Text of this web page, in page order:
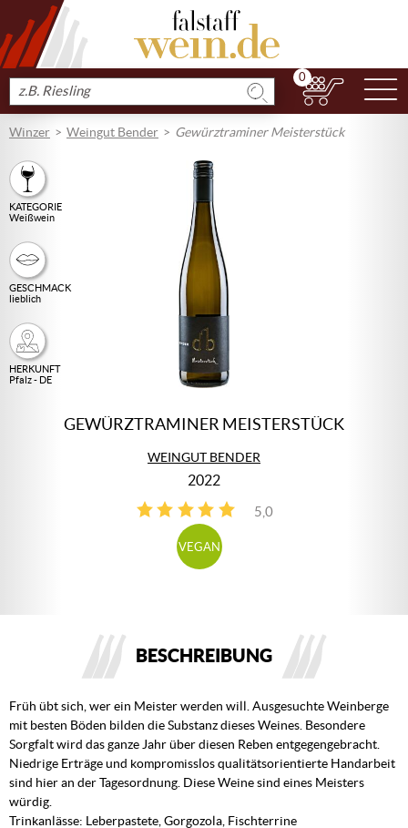
Produkt
suchen
0
Winzer Weingut Bender Gewürztraminer Meisterstück
KATEGORIE
Weißwein
GESCHMACK
lieblich
HERKUNFT
Pfalz - DE
GEWÜRZTRAMINER MEISTERSTÜCK
WEINGUT BENDER
2022
5,0
3
VEGAN
BESCHREIBUNG
Früh übt sich, wer ein Meister werden will. Ausgesuchte Weinberge
mit besten Böden bilden die Substanz dieses Weines. Besondere
Sorgfalt wird das ganze Jahr über diesen Reben entgegengebracht.
Niedrige Erträge und kompromisslos qualitätsorientierte Handarbeit
sind hier an der Tagesordnung. Diese Weine sind eines Meisters
würdig.
Trinkanlässe: Leberpastete, Gorgozola, Fischterrine